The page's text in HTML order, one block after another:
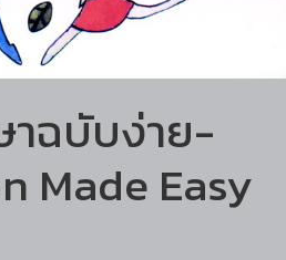
าฉบับง่าย-
Made Easy